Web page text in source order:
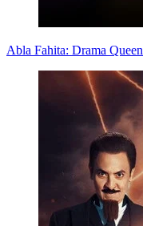
Abla Fahita: Drama Queen